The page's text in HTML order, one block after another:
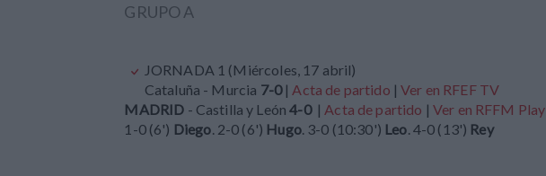
GRUPO A
JORNADA 1 (Miércoles, 17 abril)
Cataluña - Murcia 7-0| Acta de partido |Ver en RFEF TV
MADRID - Castilla y León4-0| Acta de partido | Ver en RFFM Play
1-0 (6') Diego . 2-0 (6') Hugo. 3-0 (10:30') Leo . 4-0 (13') Rey